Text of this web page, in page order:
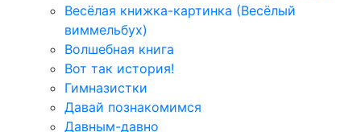
Весёлая книжка-картинка (Весёлый
виммельбух)
Волшебная книга
Вот так история!
Гимназистки
Давай познакомимся
Давным-давно